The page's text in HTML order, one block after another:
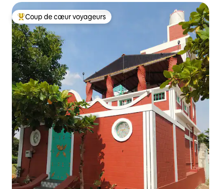
Coups de cœur voyageurs les plus appréciés
Coup de cœur voyageurs